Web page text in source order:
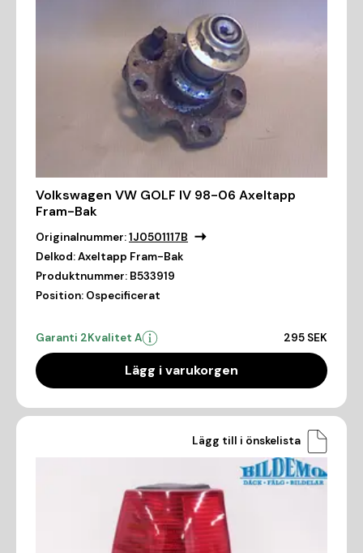
Volkswagen VW GOLF IV 98-06 Axeltapp
Fram-Bak
Originalnummer:1J0501117B
Delkod:Axeltapp Fram-Bak
Produktnummer: B533919
Position: Ospecificerat
Garanti 2Kvalitet A 295 SEK
Lägg i varukorgen
Lägg till i önskelista